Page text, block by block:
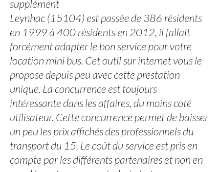
supplément
Leynhac (15104) est passée de 386 résidents
en 1999 à 400 résidents en 2012, il fallait
forcément adapter le bon service pour votre
location mini bus. Cet outil sur internet vous le
propose depuis peu avec cette prestation
unique. La concurrence est toujours
intéressante dans les affaires, du moins coté
utilisateur. Cette concurrence permet de baisser
un peu les prix affichés des professionnels du
transport du 15. Le coût du service est pris en
compte par les différents partenaires et non en